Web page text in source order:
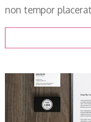
non tempor